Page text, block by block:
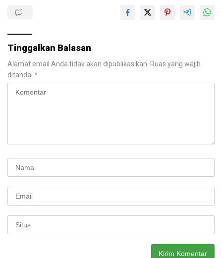
Tinggalkan Balasan
Alamat email Anda tidak akan dipublikasikan. Ruas yang wajib
ditandai *